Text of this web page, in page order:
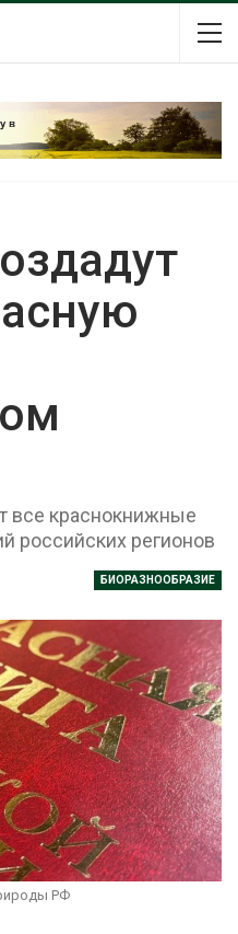
все краснокнижные
российских регионов
БИОРАЗНООБРАЗИЕ
РФ